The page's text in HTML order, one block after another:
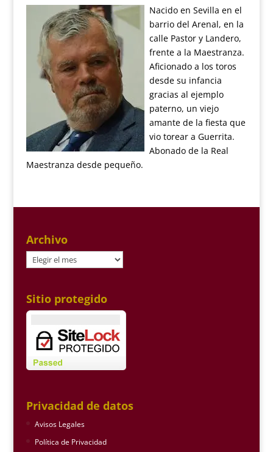
Nacido en Sevilla en el
barrio del Arenal, en la
calle Pastor y Landero,
frente a la Maestranza.
Aficionado a los toros
desde su infancia
gracias al ejemplo
paterno, un viejo
amante de la fiesta que
vio torear a Guerrita.
Abonado de la Real
Maestranza desde pequeño.
Archivo
Archivo
Sitio protegido
Privacidad de datos
Avisos Legales
Política de Privacidad